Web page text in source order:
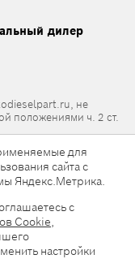
дилер
не
положениями ч. 2 ст.
для
сайта с
Яндекс.Метрика.
с
Cookie,
настройки